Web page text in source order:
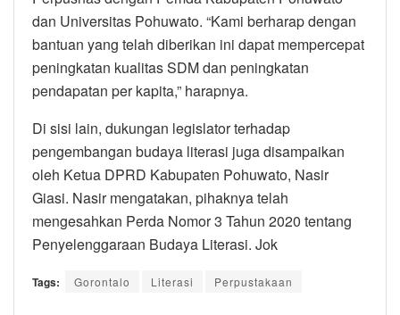
dan Universitas Pohuwato. “Kami berharap dengan
bantuan yang telah diberikan ini dapat mempercepat
peningkatan kualitas SDM dan peningkatan
pendapatan per kapita,” harapnya.
Di sisi lain, dukungan legislator terhadap
pengembangan budaya literasi juga disampaikan
oleh Ketua DPRD Kabupaten Pohuwato, Nasir
Giasi. Nasir mengatakan, pihaknya telah
mengesahkan Perda Nomor 3 Tahun 2020 tentang
Penyelenggaraan Budaya Literasi. Jok
Tags: Gorontalo Literasi Perpustakaan